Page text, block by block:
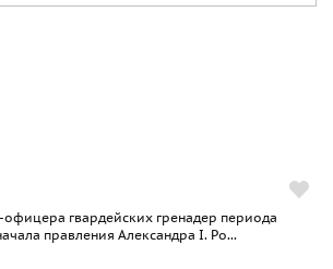
офицера гвардейских гренадер периода
правления Александра I. Ро...